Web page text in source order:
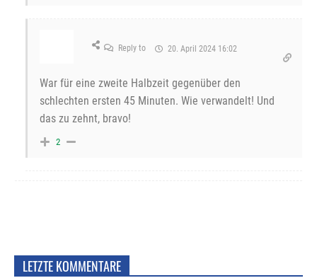
Reply to 20. April 2024 16:02
War für eine zweite Halbzeit gegenüber den
schlechten ersten 45 Minuten. Wie verwandelt! Und
das zu zehnt, bravo!
2
LETZTE KOMMENTARE